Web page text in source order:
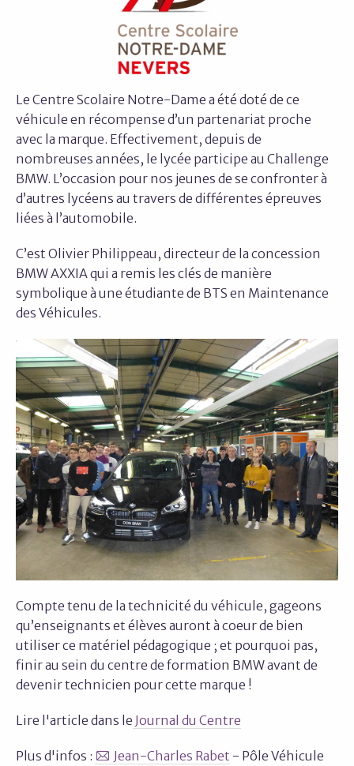
Le Centre Scolaire Notre-Dame a été doté de ce
véhicule en récompense d’un partenariat proche
avec la marque. Effectivement, depuis de
nombreuses années, le lycée participe au Challenge
BMW. L’occasion pour nos jeunes de se confronter à
d’autres lycéens au travers de différentes épreuves
liées à l’automobile.
C’est Olivier Philippeau, directeur de la concession
BMW AXXIA qui a remis les clés de manière
symbolique à une étudiante de BTS en Maintenance
des Véhicules.
Compte tenu de la technicité du véhicule, gageons
qu’enseignants et élèves auront à coeur de bien
utiliser ce matériel pédagogique ; et pourquoi pas,
finir au sein du centre de formation BMW avant de
devenir technicien pour cette marque !
Lire l'article dans le Journal du Centre
Plus d'infos : Jean-Charles Rabet - Pôle Véhicule